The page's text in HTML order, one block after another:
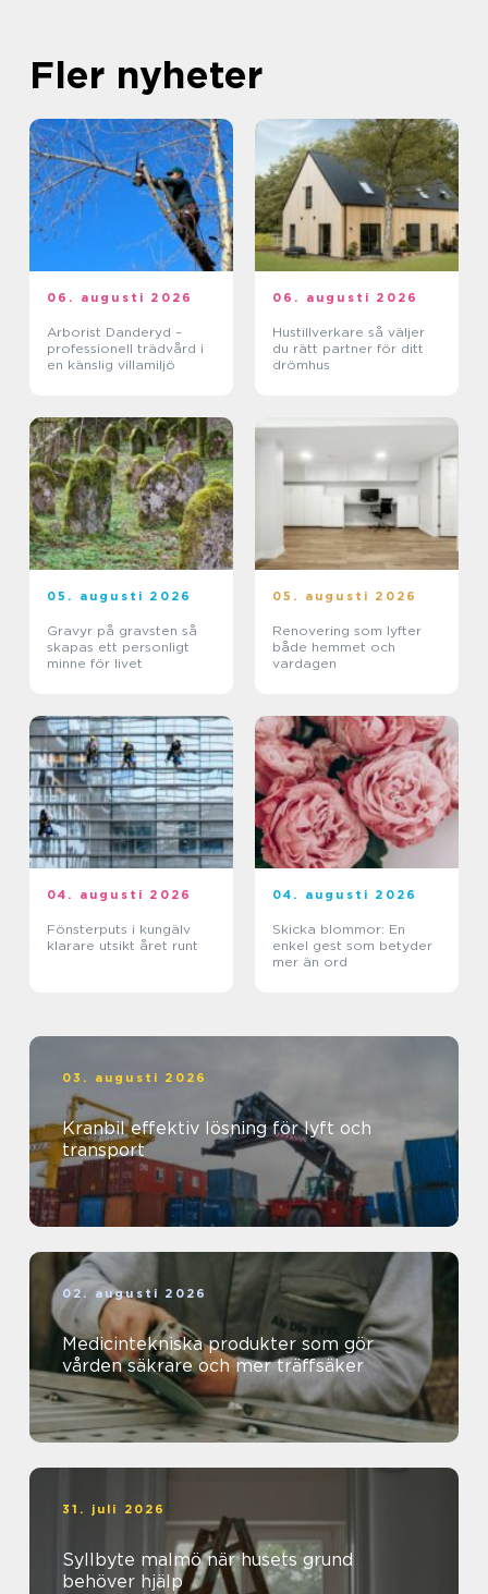
Fler nyheter
06. augusti 2026
Arborist Danderyd –
professionell trädvård i
en känslig villamiljö
06. augusti 2026
Hustillverkare så väljer
du rätt partner för ditt
drömhus
05. augusti 2026
Gravyr på gravsten så
skapas ett personligt
minne för livet
05. augusti 2026
Renovering som lyfter
både hemmet och
vardagen
04. augusti 2026
Fönsterputs i kungälv
klarare utsikt året runt
04. augusti 2026
Skicka blommor: En
enkel gest som betyder
mer än ord
03. augusti 2026
Kranbil effektiv lösning för lyft och
transport
02. augusti 2026
Medicintekniska produkter som gör
vården säkrare och mer träffsäker
31. juli 2026
Syllbyte malmö när husets grund
behöver hjälp